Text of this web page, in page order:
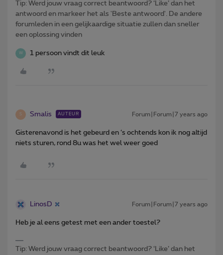
Tip: Werd jouw vraag correct beantwoord? ‘Like’ dan het
antwoord en markeer het als 'Beste antwoord'. De andere
forumleden in een gelijkaardige situatie zullen dan sneller
een oplossing vinden
W 1 persoon vindt dit leuk
S Smalis AUTEUR Forum|Forum|7 years ago
Gisterenavond is het gebeurd en ‘s ochtends kon ik nog altijd
niets sturen, rond 8u was het wel weer goed
LinosD Forum|Forum|7 years ago
Heb je al eens getest met een ander toestel?
Tip: Werd jouw vraag correct beantwoord? ‘Like’ dan het